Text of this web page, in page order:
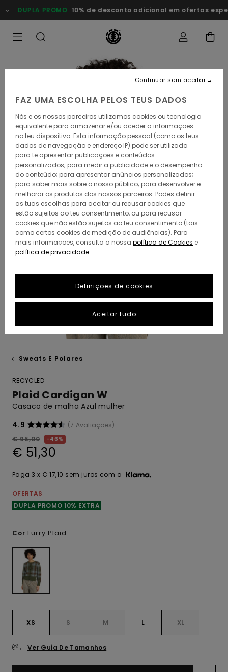
para
a
DUPLA PROMO 10% de desconto adicional em ofertas especiais
Sweats E Polares
RECYCLED
Plaid Cardigan W
Casaco de malha Azul mulher
4.9
(7 Avaliações)
€ 95,00
46%
€ 51,30
Paga 3 x € 17,10 sem juros com a
OFERTAS
DUPLA PROMO 10% EXTRA
Cor Furry Plaid
XS S M L XL
Ver Guia De Tamanhos
FAZ UMA ESCOLHA PELOS TEUS DADOS
Nós e os nossos parceiros utilizamos cookies ou tecnologia
equivalente para armazenar e/ou aceder a informações
no teu dispositivo. Esta informação pessoal (como os teus
dados de navegação e endereço IP) pode ser utilizada
para te apresentar publicações e conteúdos
personalizados; para medir a publicidade e o desempenho
do conteúdo; para apresentar anúncios personalizados;
para saber mais sobre o nosso público; para desenvolver e
melhorar os produtos dos nossos parceiros. Podes definir
as tuas escolhas para aceitar ou recusar cookies que
estão sujeitos ao teu consentimento, ou para recusar
cookies que não estão sujeitos ao teu consentimento (tais
como certos cookies de medição de audiências). Para
mais informações, consulta a nossa política de Cookies e
política de privacidade
Definições de cookies
Continuar sem aceitar
Aceitar tudo